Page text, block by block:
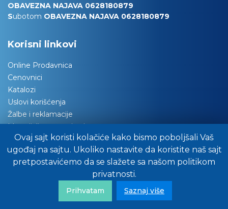
Ovaj sajt koristi kolačiće kako bismo poboljšali Vaš
ugođaj na sajtu. Ukoliko nastavite da koristite naš sajt
pretpostavićemo da se slažete sa našom politikom
privatnosti.
Prihvatam Saznaj više
Politika privatnosti
OBAVEZNA NAJAVA 0628180879
Subotom OBAVEZNA NAJAVA 0628180879
Korisni linkovi
Online Prodavnica
Cenovnici
Katalozi
Uslovi korišćenja
Žalbe i reklamacije
Materijali za tapaciranje
Održavanje nameštaja
Važna obaveštenja
Preuzimanje robe
Pitajte stručnjake za savet
FAQ/Često nas pitate